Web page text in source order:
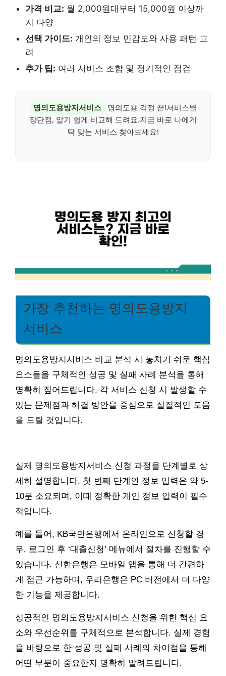
가격 비교: 월 2,000원대부터 15,000원 이상까
지 다양
선택 가이드: 개인의 정보 민감도와 사용 패턴 고
려
추가 팁: 여러 서비스 조합 및 정기적인 점검
명의도용방지서비스
명의도용 걱정 끝!서비스별
장단점, 알기 쉽게 비교해 드려요.지금 바로 나에게
딱 맞는 서비스 찾아보세요!
가장 추천하는 명의도용방지
서비스
명의도용방지서비스 비교 분석 시 놓치기 쉬운 핵심
요소들을 구체적인 성공 및 실패 사례 분석을 통해
명확히 짚어드립니다. 각 서비스 신청 시 발생할 수
있는 문제점과 해결 방안을 중심으로 실질적인 도움
을 드릴 것입니다.
실제 명의도용방지서비스 신청 과정을 단계별로 상
세히 설명합니다. 첫 번째 단계인 정보 입력은 약 5-
10분 소요되며, 이때 정확한 개인 정보 입력이 필수
적입니다.
예를 들어, KB국민은행에서 온라인으로 신청할 경
우, 로그인 후 ‘대출신청’ 메뉴에서 절차를 진행할 수
있습니다. 신한은행은 모바일 앱을 통해 더 간편하
게 접근 가능하며, 우리은행은 PC 버전에서 더 다양
한 기능을 제공합니다.
성공적인 명의도용방지서비스 신청을 위한 핵심 요
소와 우선순위를 구체적으로 분석합니다. 실제 경험
을 바탕으로 한 성공 및 실패 사례의 차이점을 통해
어떤 부분이 중요한지 명확히 알려드립니다.